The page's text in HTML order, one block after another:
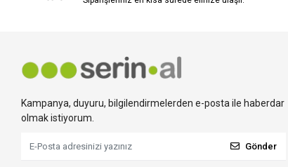
Kampanya, duyuru, bilgilendirmelerden e-posta ile haberdar
olmak istiyorum.
Gönder